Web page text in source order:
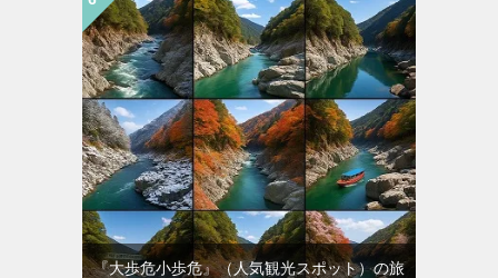
『大歩危小歩危』（人気観光スポット）の旅